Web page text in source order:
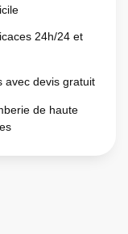
24h/24 et
avec devis gratuit
de haute